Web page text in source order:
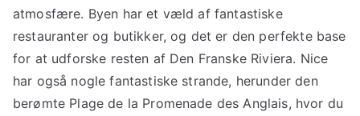
atmosfære. Byen har et væld af fantastiske
restauranter og butikker, og det er den perfekte base
for at udforske resten af ​​Den Franske Riviera. Nice
har også nogle fantastiske strande, herunder den
berømte Plage de la Promenade des Anglais, hvor du